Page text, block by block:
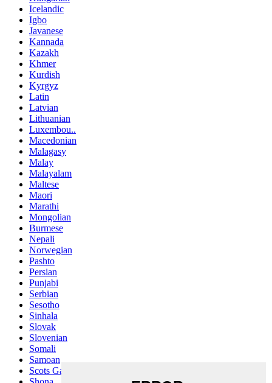
Icelandic
Igbo
Javanese
Kannada
Kazakh
Khmer
Kurdish
Kyrgyz
Latin
Latvian
Lithuanian
Luxembou..
Macedonian
Malagasy
Malay
Malayalam
Maltese
Maori
Marathi
Mongolian
Burmese
Nepali
Norwegian
Pashto
Persian
Punjabi
Serbian
Sesotho
Sinhala
Slovak
Slovenian
Somali
Samoan
Scots Gaelic